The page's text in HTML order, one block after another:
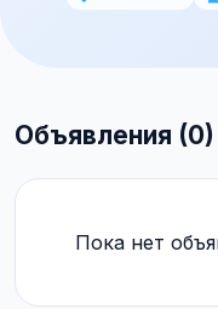
Объявления (0)
Пока нет